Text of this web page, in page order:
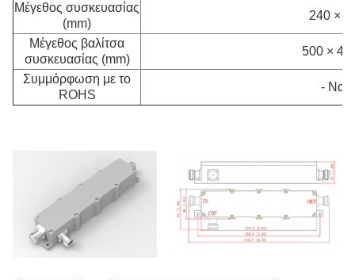
Μέγεθος συσκευασίας
(mm)
240 ×
Μέγεθος βαλίτσα
συσκευασίας (mm)
500 ×
Συμμόρφωση με το
ROHS
- Ναι,